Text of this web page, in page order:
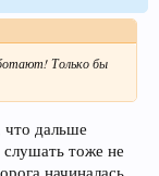
Только бы
дальше
тоже не